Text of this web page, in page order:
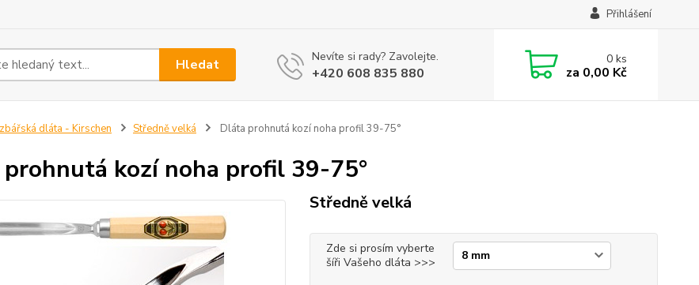
Přihlášení
Hledat Nevíte si rady? Zavolejte.
+420 608 835 880
0ks
za 0,00 Kč
dláta - Kirschen Středně velká Dláta prohnutá kozí noha profil 39-75°
kozí noha profil 39-75°
Středně velká
Zde si prosím vyberte
šíři Vašeho dláta >>>